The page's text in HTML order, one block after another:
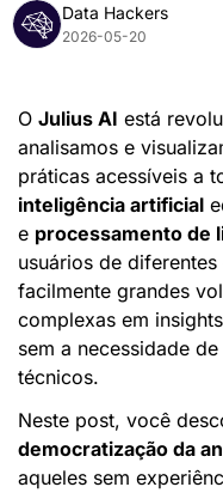
Data Hackers
2026-05-20
O Julius AI está
analisamos e
inteligência artificial
e processamento de
usuários de
facilmente grandes
complexas em
sem a necessidade
técnicos.
democratização da
aqueles sem